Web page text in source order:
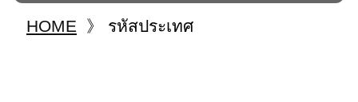
HOME 》 รหัสประเทศ